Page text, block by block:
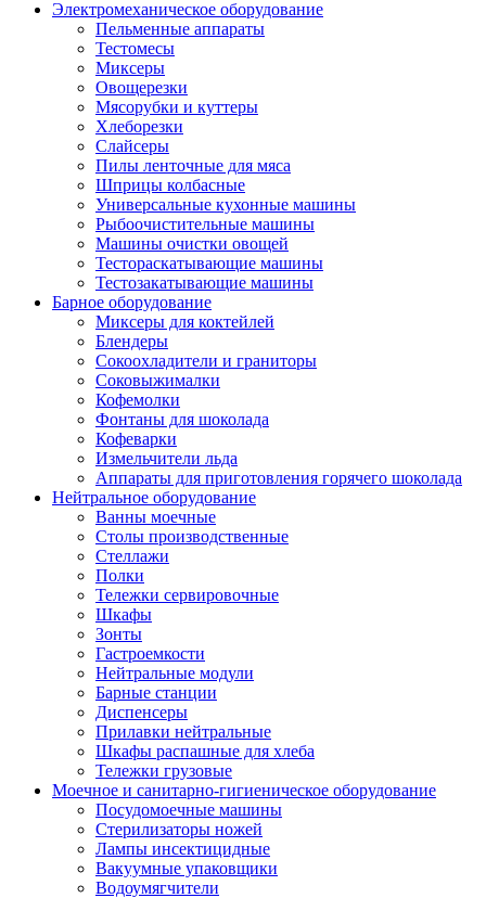
Электромеханическое оборудование
Пельменные аппараты
Тестомесы
Миксеры
Овощерезки
Мясорубки и куттеры
Хлеборезки
Слайсеры
Пилы ленточные для мяса
Шприцы колбасные
Универсальные кухонные машины
Рыбоочистительные машины
Машины очистки овощей
Тестораскатывающие машины
Тестозакатывающие машины
Барное оборудование
Миксеры для коктейлей
Блендеры
Сокоохладители и граниторы
Соковыжималки
Кофемолки
Фонтаны для шоколада
Кофеварки
Измельчители льда
Аппараты для приготовления горячего шоколада
Нейтральное оборудование
Ванны моечные
Столы производственные
Стеллажи
Полки
Тележки сервировочные
Шкафы
Зонты
Гастроемкости
Нейтральные модули
Барные станции
Диспенсеры
Прилавки нейтральные
Шкафы распашные для хлеба
Тележки грузовые
Моечное и санитарно-гигиеническое оборудование
Посудомоечные машины
Стерилизаторы ножей
Лампы инсектицидные
Вакуумные упаковщики
Водоумягчители